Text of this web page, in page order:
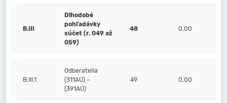
B.III
Dlhodobé
pohľadávky
súčet (r. 049 až
059)
48 0,00
B.III.1
Odberatelia
(311AÚ) -
(391AÚ)
49 0,00